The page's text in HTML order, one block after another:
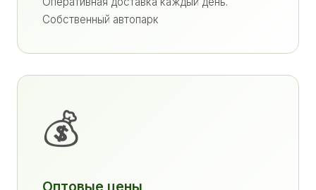
Собственный автопарк
💰
Оптовые цены